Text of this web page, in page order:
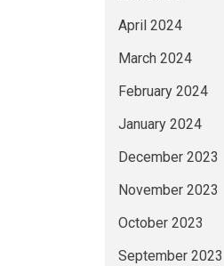
April 2024
March 2024
February 2024
January 2024
December 2023
November 2023
October 2023
September 2023